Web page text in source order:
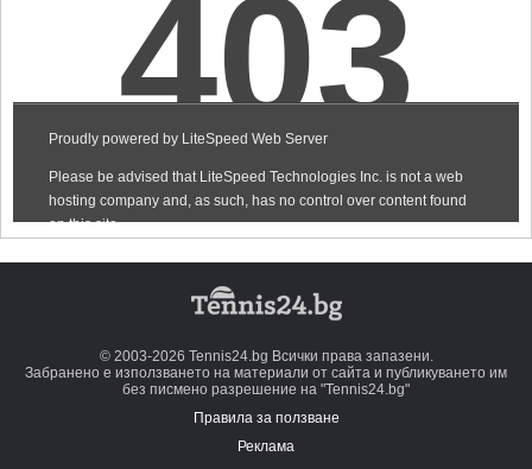
© 2003-2026 Tennis24.bg Всички права запазени.
Забранено е използването на материали от сайта и публикуването им
без писмено разрешение на "Tennis24.bg"
Правила за ползване
Реклама